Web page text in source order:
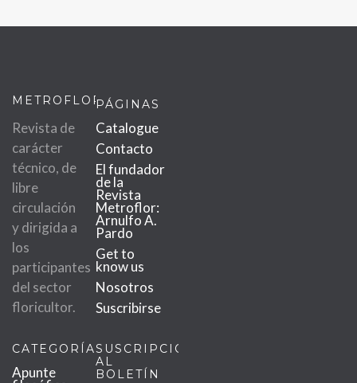
METROFLOR
Revista de
carácter
técnico, de
libre
circulación
y dirigida a
los
participantes
del sector
floricultor.
PÁGINAS
Catalogue
Contacto
El fundador
de la
Revista
Metroflor:
Arnulfo A.
Pardo
Get to
know us
Nosotros
Suscribirse
CATEGORÍAS
Apunte
SUSCRIPCIÓN
AL
BOLETÍN